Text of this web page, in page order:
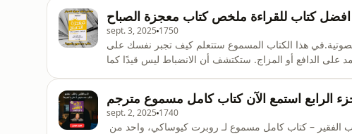
كتاب للقراءة ملخص كتاب معجزة الصباح
sept. 3, 2025 1750
هذا الكتاب المسموع ستتعلم كيف تجبر نفسك على
على الدافع أو المزاج. ستكتشف أن الانضباط ليس قيدًا كما
متوازنة مليئة بالإنجاز.هذا الملخص المسموع يضع بين يدي
الرابع استمع الآن كتاب كامل مسموع مترجم
sept. 2, 2025 1740